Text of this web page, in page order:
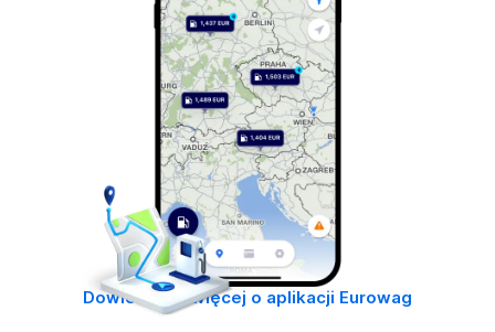
karcie)
Dowiedz się więcej o aplikacji Eurowag